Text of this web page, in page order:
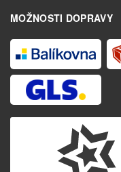
MOŽNOSTI DOPRAVY